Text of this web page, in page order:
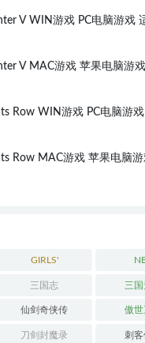
V WIN游戏 PC电脑游戏
V MAC游戏 苹果电脑游
Row WIN游戏 PC电脑游
Row MAC游戏 苹果电脑
GIRLS'
GENERATION
三国志 三国
仙剑奇侠传 傲世
刀剑封魔录 刺客